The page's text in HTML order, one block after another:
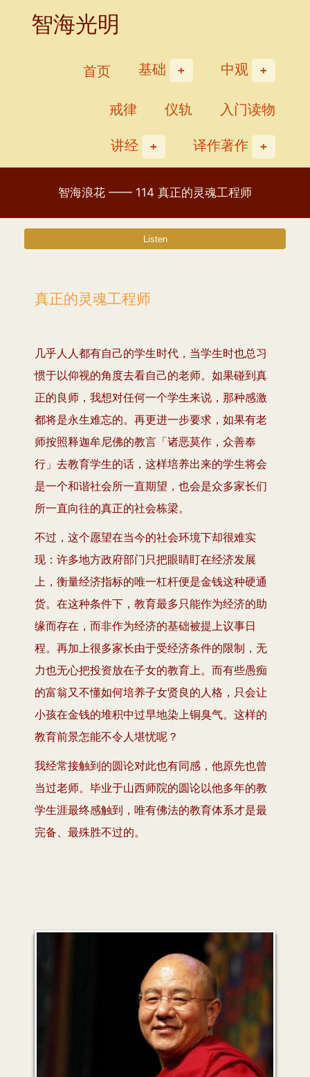
智海光明
首页 基础
中观
戒律
仪轨
入门读物
讲经
译作著作
智海浪花 —— 114 真正的灵魂工程师
真正的灵魂工程师
几乎人人都有自己的学生时代，当学生时也总习
惯于以仰视的角度去看自己的老师。 如果碰到真
正的良师，我想对任何一个学生来说，那种感激
都将是永生难忘的。 再更进一步要求，如果有老
师按照释迦牟尼佛的教言「诸恶莫作，众善奉
行」去教育学生的话，这样培养出来的学生将会
是一个和谐社会所一直期望，也会是众多家长们
所一直向往的真正的社会栋梁。
不过，这个愿望在当今的社会环境下却很难实
现：许多地方政府部门只把眼睛盯在经济发展
上，衡量经济指标的唯一杠杆便是金钱这种硬通
货。在这种条件下，教育最多只能作为经济的助
缘而存在，而非作为经济的基础被提上议事日
程。再加上很多家长由于受经济条件的限制，无
力也无心把投资放在子女的教育上。而有些愚痴
的富翁又不懂如何培养子女贤良的人格，只会让
小孩在金钱的堆积中过早地染上铜臭气。这样的
教育前景怎能不令人堪忧呢？
我经常接触到的圆论对此也有同感，他原先也曾
当过老师。毕业于山西师院的圆论以他多年的教
学生涯最终感触到，唯有佛法的教育体系才是最
完备、最殊胜不过的。